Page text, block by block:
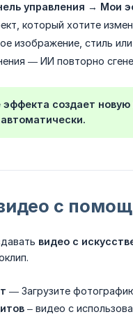
управления → Мои
который хотите
изображение, стиль или
— ИИ повторно
эффекта создает
с
видео с
— Загрузите
– видео с